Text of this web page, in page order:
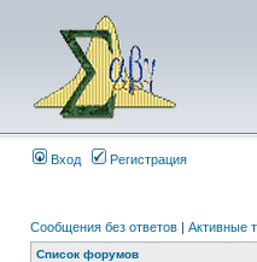
Вход Регистрация
Сообщения без ответов | Активные
Список форумов